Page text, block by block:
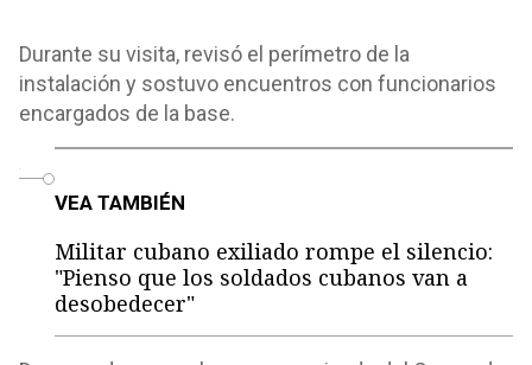
Durante su visita, revisó el perímetro de la
instalación y sostuvo encuentros con funcionarios
encargados de la base.
VEA TAMBIÉN
Militar cubano exiliado rompe el silencio:
"Pienso que los soldados cubanos van a
desobedecer"